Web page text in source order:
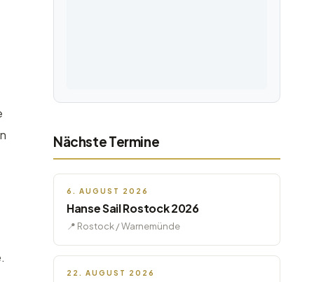
Nächste Termine
6. AUGUST 2026
Hanse Sail Rostock 2026
📍 Rostock / Warnemünde
22. AUGUST 2026